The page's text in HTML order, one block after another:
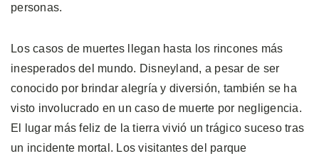
personas.
Los casos de muertes llegan hasta los rincones más
inesperados del mundo. Disneyland, a pesar de ser
conocido por brindar alegría y diversión, también se ha
visto involucrado en un caso de muerte por negligencia.
El lugar más feliz de la tierra vivió un trágico suceso tras
un incidente mortal. Los visitantes del parque